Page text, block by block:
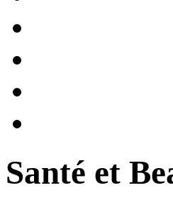
Santé et